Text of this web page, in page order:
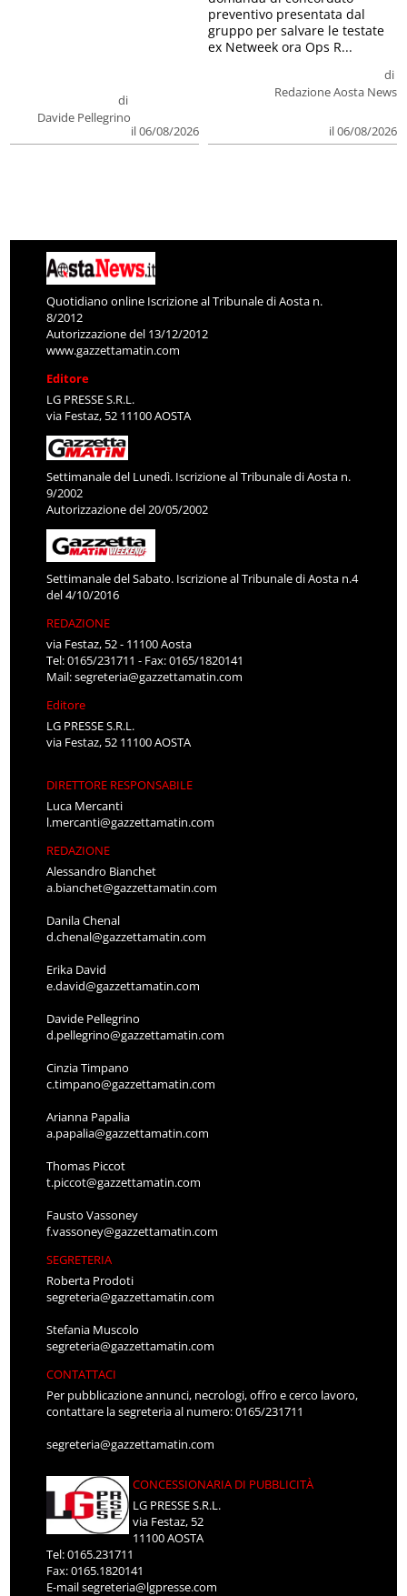
di
Davide Pellegrino
il 06/08/2026
di
Redazione Aosta News
il 06/08/2026
preventivo presentata dal
gruppo per salvare le testate
ex Netweek ora Ops R...
Quotidiano online Iscrizione al Tribunale di Aosta n.
8/2012
Autorizzazione del 13/12/2012
www.gazzettamatin.com
Editore
LG PRESSE S.R.L.
via Festaz, 52 11100 AOSTA
Settimanale del Lunedì. Iscrizione al Tribunale di Aosta n.
9/2002
Autorizzazione del 20/05/2002
Settimanale del Sabato. Iscrizione al Tribunale di Aosta n.4
del 4/10/2016
REDAZIONE
via Festaz, 52 - 11100 Aosta
Tel: 0165/231711 - Fax: 0165/1820141
Mail:segreteria@gazzettamatin.com
Editore
LG PRESSE S.R.L.
via Festaz, 52 11100 AOSTA
DIRETTORE RESPONSABILE
Luca Mercanti
l.mercanti@gazzettamatin.com
REDAZIONE
Alessandro Bianchet
a.bianchet@gazzettamatin.com
Danila Chenal
d.chenal@gazzettamatin.com
Erika David
e.david@gazzettamatin.com
Davide Pellegrino
d.pellegrino@gazzettamatin.com
Cinzia Timpano
c.timpano@gazzettamatin.com
Arianna Papalia
a.papalia@gazzettamatin.com
Thomas Piccot
t.piccot@gazzettamatin.com
Fausto Vassoney
f.vassoney@gazzettamatin.com
SEGRETERIA
Roberta Prodoti
segreteria@gazzettamatin.com
Stefania Muscolo
segreteria@gazzettamatin.com
CONTATTACI
Per pubblicazione annunci, necrologi, offro e cerco lavoro,
contattare la segreteria al numero: 0165/231711
segreteria@gazzettamatin.com
CONCESSIONARIA DI PUBBLICITÀ
LG PRESSE S.R.L.
via Festaz, 52
11100 AOSTA
Tel: 0165.231711
Fax: 0165.1820141
E-mailsegreteria@lgpresse.com